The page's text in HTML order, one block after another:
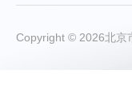
Copyright © 2026北